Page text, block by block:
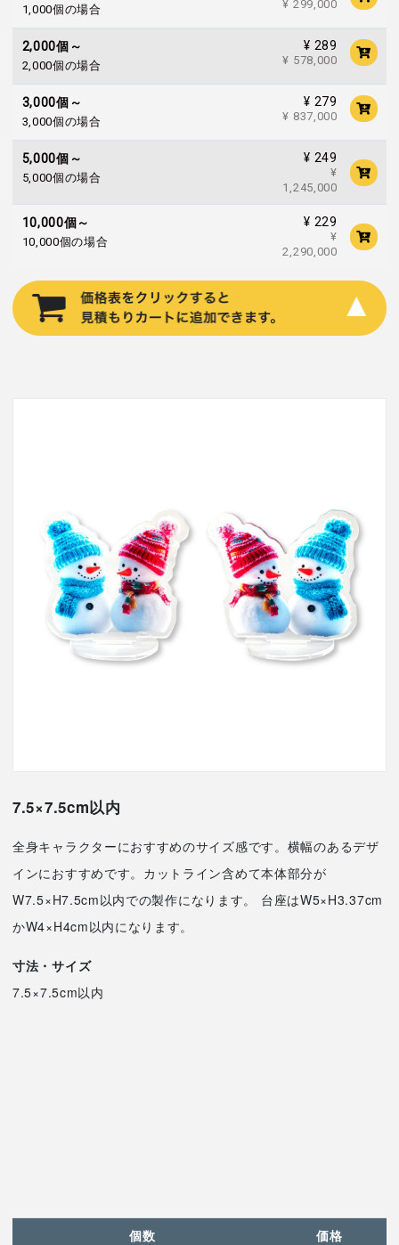
1,000個の場合 ¥ 299,000
2,000個～
2,000個の場合
¥ 289
¥ 578,000
3,000個～
3,000個の場合
¥ 279
¥ 837,000
5,000個～
5,000個の場合
¥ 249
¥
1,245,000
10,000個～
10,000個の場合
¥ 229
¥
2,290,000
7.5×7.5cm以内
全身キャラクターにおすすめのサイズ感です。横幅のあるデザ
インにおすすめです。カットライン含めて本体部分が
W7.5×H7.5cm以内での製作になります。 台座はW5×H3.37cm
かW4×H4cm以内になります。
寸法・サイズ
7.5×7.5cm以内
個数 価格